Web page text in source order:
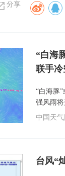
分享
“白海
联手
“白海豚
强风雨
中国天气
台风“